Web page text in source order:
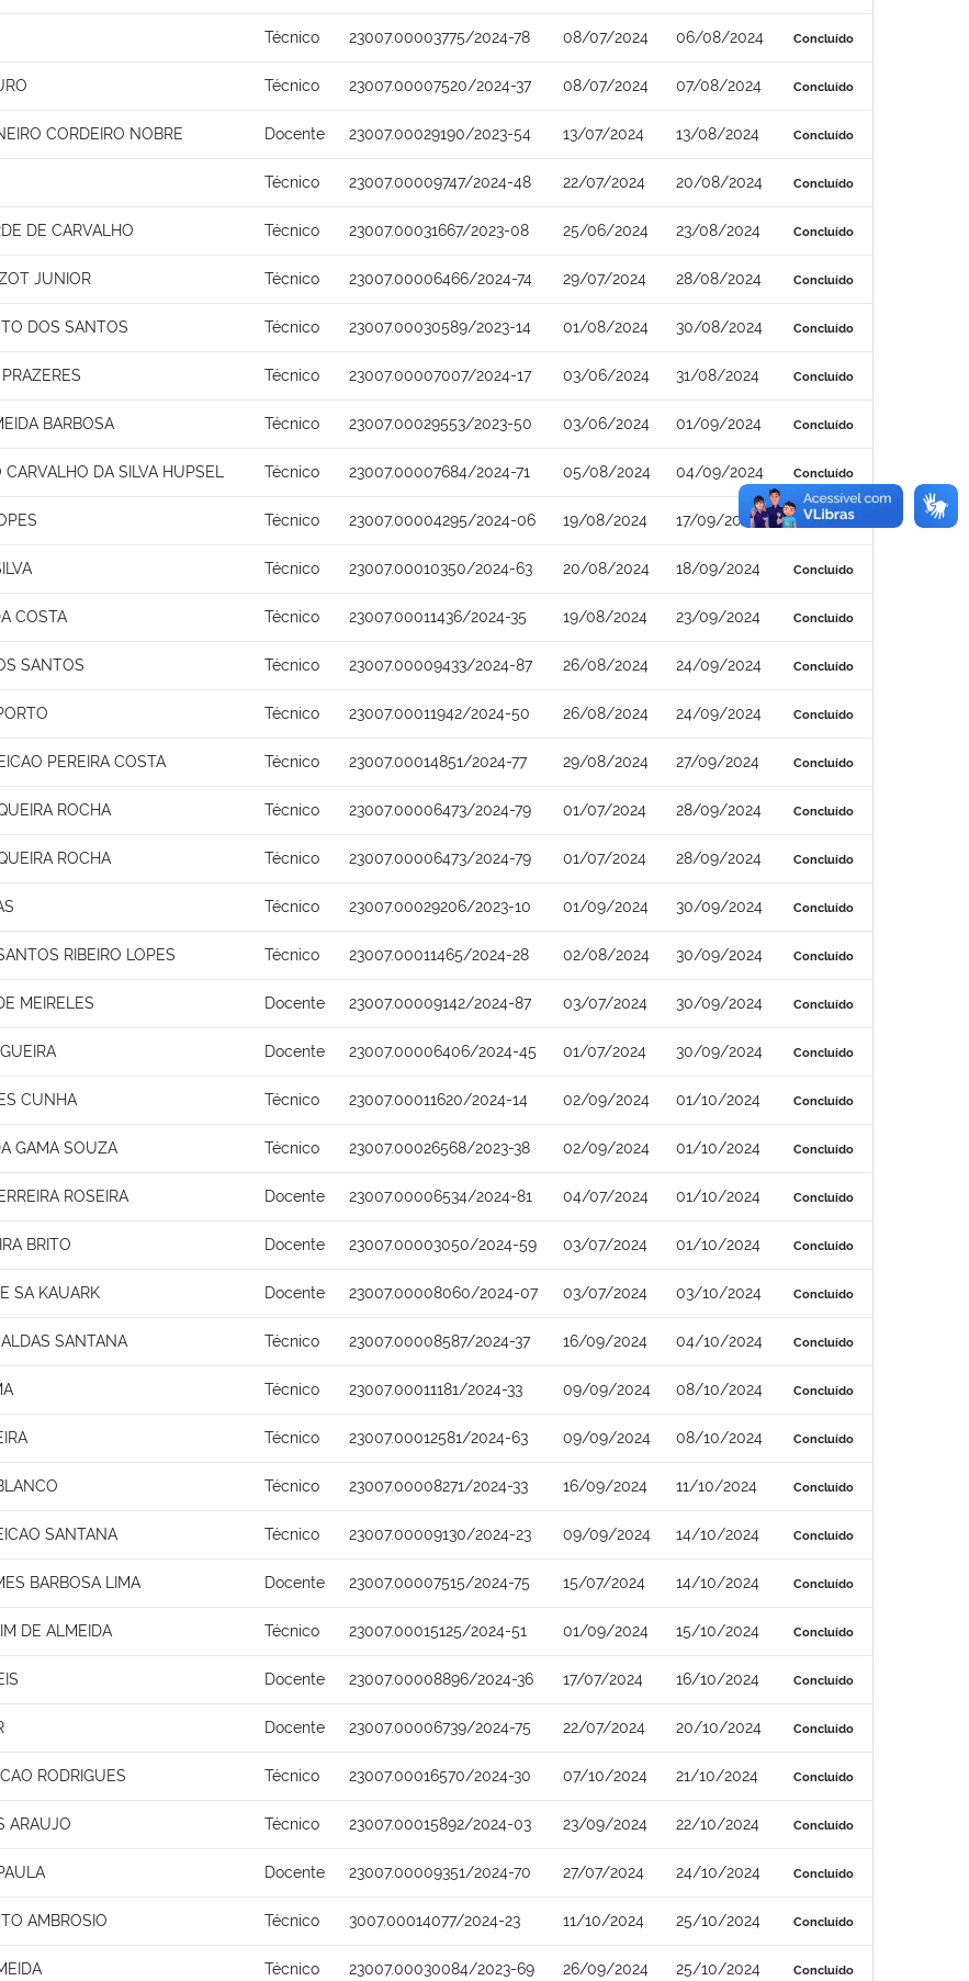
Técnico 23007.00003775/2024-78 08/07/2024 06/08/2024 Concluído
Técnico 23007.00007520/2024-37 08/07/2024 07/08/2024 Concluído
CORDEIRO NOBRE Docente 23007.00029190/2023-54 13/07/2024 13/08/2024 Concluído
Técnico 23007.00009747/2024-48 22/07/2024 20/08/2024 Concluído
DE CARVALHO Técnico 23007.00031667/2023-08 25/06/2024 23/08/2024 Concluído
JUNIOR Técnico 23007.00006466/2024-74 29/07/2024 28/08/2024 Concluído
DOS SANTOS Técnico 23007.00030589/2023-14 01/08/2024 30/08/2024 Concluído
Técnico 23007.00007007/2024-17 03/06/2024 31/08/2024 Concluído
BARBOSA Técnico 23007.00029553/2023-50 03/06/2024 01/09/2024 Concluído
DA SILVA HUPSEL Técnico 23007.00007684/2024-71 05/08/2024 04/09/2024 Concluído
Técnico 23007.00004295/2024-06 19/08/2024 17/09/2024 Concluído
Técnico 23007.00010350/2024-63 20/08/2024 18/09/2024 Concluído
COSTA Técnico 23007.00011436/2024-35 19/08/2024 23/09/2024 Concluído
SANTOS Técnico 23007.00009433/2024-87 26/08/2024 24/09/2024 Concluído
Técnico 23007.00011942/2024-50 26/08/2024 24/09/2024 Concluído
PEREIRA COSTA Técnico 23007.00014851/2024-77 29/08/2024 27/09/2024 Concluído
ROCHA Técnico 23007.00006473/2024-79 01/07/2024 28/09/2024 Concluído
ROCHA Técnico 23007.00006473/2024-79 01/07/2024 28/09/2024 Concluído
Técnico 23007.00029206/2023-10 01/09/2024 30/09/2024 Concluído
RIBEIRO LOPES Técnico 23007.00011465/2024-28 02/08/2024 30/09/2024 Concluído
MEIRELES Docente 23007.00009142/2024-87 03/07/2024 30/09/2024 Concluído
Docente 23007.00006406/2024-45 01/07/2024 30/09/2024 Concluído
CUNHA Técnico 23007.00011620/2024-14 02/09/2024 01/10/2024 Concluído
GAMA SOUZA Técnico 23007.00026568/2023-38 02/09/2024 01/10/2024 Concluído
ROSEIRA Docente 23007.00006534/2024-81 04/07/2024 01/10/2024 Concluído
BRITO Docente 23007.00003050/2024-59 03/07/2024 01/10/2024 Concluído
SA KAUARK Docente 23007.00008060/2024-07 03/07/2024 03/10/2024 Concluído
SANTANA Técnico 23007.00008587/2024-37 16/09/2024 04/10/2024 Concluído
Técnico 23007.00011181/2024-33 09/09/2024 08/10/2024 Concluído
Técnico 23007.00012581/2024-63 09/09/2024 08/10/2024 Concluído
Técnico 23007.00008271/2024-33 16/09/2024 11/10/2024 Concluído
SANTANA Técnico 23007.00009130/2024-23 09/09/2024 14/10/2024 Concluído
BARBOSA LIMA Docente 23007.00007515/2024-75 15/07/2024 14/10/2024 Concluído
DE ALMEIDA Técnico 23007.00015125/2024-51 01/09/2024 15/10/2024 Concluído
Docente 23007.00008896/2024-36 17/07/2024 16/10/2024 Concluído
Docente 23007.00006739/2024-75 22/07/2024 20/10/2024 Concluído
RODRIGUES Técnico 23007.00016570/2024-30 07/10/2024 21/10/2024 Concluído
ARAUJO Técnico 23007.00015892/2024-03 23/09/2024 22/10/2024 Concluído
Docente 23007.00009351/2024-70 27/07/2024 24/10/2024 Concluído
AMBROSIO Técnico 3007.00014077/2024-23 11/10/2024 25/10/2024 Concluído
Técnico 23007.00030084/2023-69 26/09/2024 25/10/2024 Concluído